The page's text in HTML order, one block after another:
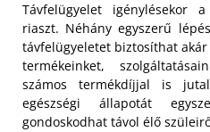
Távfelügyelet igénylésekor
riaszt. Néhány egyszerű
távfelügyeletet biztosíthat
termékeinket,
számos termékdíjjal is
egészségi állapotát
gondoskodhat távol élő